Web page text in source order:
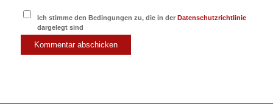
Ich stimme den Bedingungen zu, die in der Datenschutzrichtlinie
dargelegt sind